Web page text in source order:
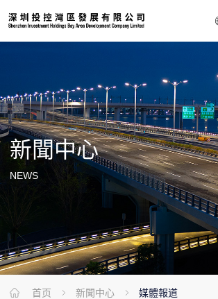
新聞中心
NEWS
首页 新聞中心 媒體報道